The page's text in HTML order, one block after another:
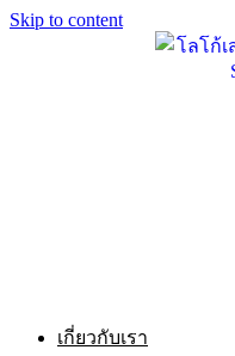
Skip to content
เกี่ยวกับเรา